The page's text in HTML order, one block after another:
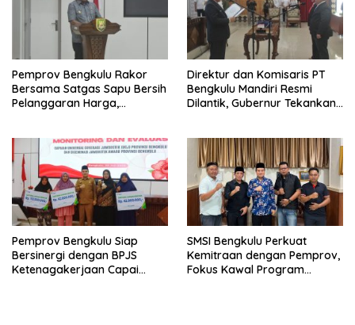
Pemprov Bengkulu Rakor
Bersama Satgas Sapu Bersih
Pelanggaran Harga,
Masih Jadi Sorotan
Direktur dan Komisaris PT
Bengkulu Mandiri Resmi
Dilantik, Gubernur Tekankan
Pemprov Bengkulu Siap
Bersinergi dengan BPJS
Ketenagakerjaan Capai
SMSI Bengkulu Perkuat
Kemitraan dengan Pemprov,
Fokus Kawal Program